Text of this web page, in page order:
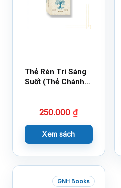
Thẻ Rèn Trí Sáng
Suốt (Thẻ Chánh
250.000₫
Xem sách
GNH Books